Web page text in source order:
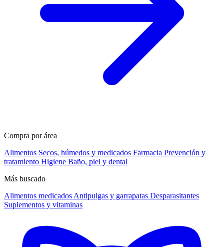
Compra por área
Alimentos Secos, húmedos y medicados Farmacia Prevención y
tratamiento Higiene Baño, piel y dental
Más buscado
Alimentos medicados Antipulgas y garrapatas Desparasitantes
Suplementos y vitaminas